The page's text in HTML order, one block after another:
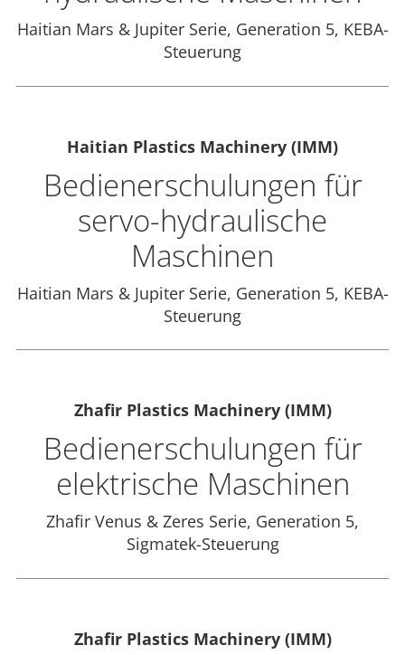
Haitian Mars & Jupiter Serie, Generation 5, KEBA-
Steuerung
Haitian Plastics Machinery (IMM)
Bedienerschulungen für
servo-hydraulische
Maschinen
Haitian Mars & Jupiter Serie, Generation 5, KEBA-
Steuerung
Zhafir Plastics Machinery (IMM)
Bedienerschulungen für
elektrische Maschinen
Zhafir Venus & Zeres Serie, Generation 5,
Sigmatek-Steuerung
Zhafir Plastics Machinery (IMM)